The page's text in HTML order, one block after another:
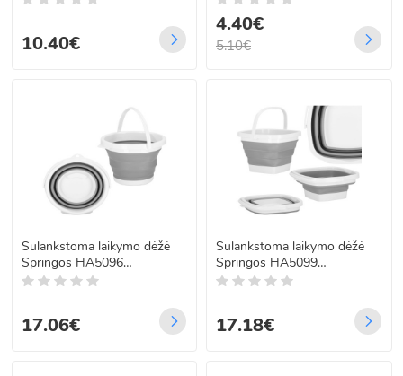
aplinką.
10.40€
4.40€
5.10€
Sulankstoma laikymo dėžė
Springos HA5096
31.5x24.1x18cm 10l
17.06€
Sulankstoma laikymo dėžė
Springos HA5099
29.3x24.2x17cm 10l
17.18€